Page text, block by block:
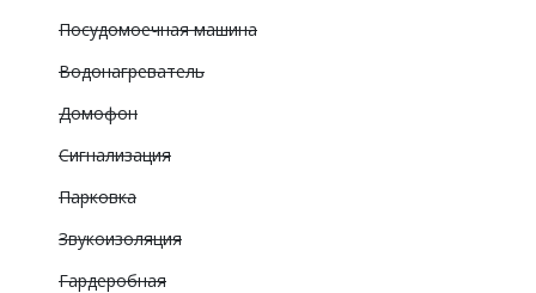
Посудомоечная машина
Водонагреватель
Домофон
Сигнализация
Парковка
Звукоизоляция
Гардеробная